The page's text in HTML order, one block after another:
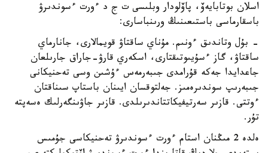
اسلان بوتابايەۆ، پاۆلودار وبلىسى ت ج د ءورت ءسوندىرۋ
باسقارماسى باستىعىنىڭ ورىنباسارى:
- بۇل وتاندىق ءونىم. مۇناي ساقتاۋ قويمالارى، جانارماي
ساقتاۋ، گاز ءسۇيىوتىقتارى، اسكەري قارۋ-جاراق جارىلعان
جاعدايدا جەكە قۇرامدى جىبەرمەس ءۇشىن وسى تەحنيكانى
جىبەرىپ سوندىرەمىز. جەلتوقسان ايىنان باستاپ سىناقتان
ءوتتى. قازىر سەرتيفيكاتتاندىرىلدى. قازىر جاۋىنگەرلىك ەسەپتە
تۇر.
ەلدە 2 مىڭنان استام ءورت ءسوندىرۋ تەحنيكاسى جۇمىس